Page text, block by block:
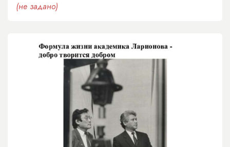
посвященном Дню науки
(не задано)